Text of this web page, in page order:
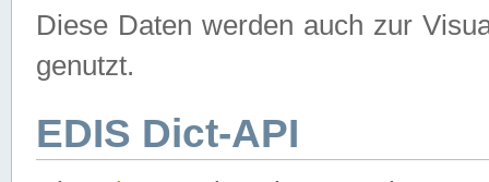
Diese Daten werden auch zur
genutzt.
EDIS Dict-API